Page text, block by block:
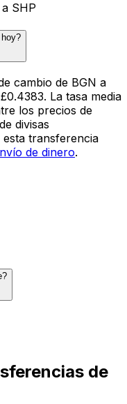
SHP
cambio de BGN a
La tasa media
los precios de
divisas
transferencia
de dinero.
de